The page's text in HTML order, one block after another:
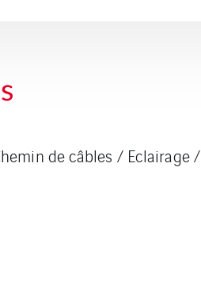
de câbles / Eclairage